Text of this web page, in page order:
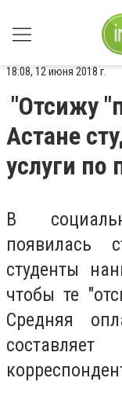
18:08, 12 июня 2018 г.
"Отсижу
Астане
услуги
В
появилась
студенты
чтобы те
Средняя